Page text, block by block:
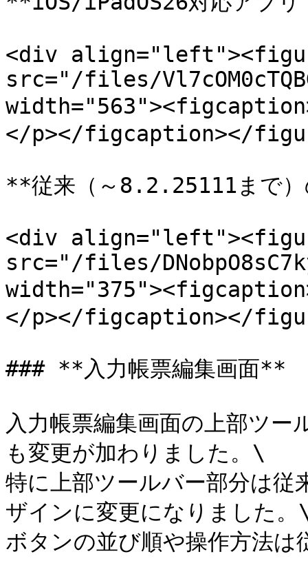
<div
src="/files/
</p></figcaption></
**従来（～8.2.25111まで
<div
src="/files/
</p></figcaption></
### **入力帳票編集画面**
入力帳票編集画面の上部ツ
も変更が加わりました。\
特に上部ツールバー部分は従
ザインに変更になりました
ボタンの並び順や操作方法は